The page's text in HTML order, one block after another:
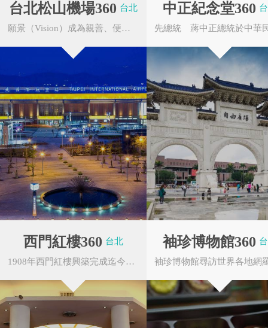
三軍總醫院 國軍歷史文物館
台北松山機場360 台北
願景（Vision）成為親善、便捷、永續發展的首都商務機場。松山機場有位於臺北市區的優勢與特...
中正紀念堂360
西門紅樓360 台北
1908年西門紅樓興築完成迄今已屆百週年，是台灣第一座官方興建的公營市場，亦是今天全島所保...
袖珍博物館360